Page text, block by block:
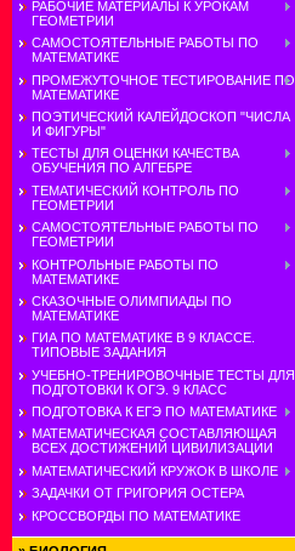
РАБОЧИЕ МАТЕРИАЛЫ К УРОКАМ
ГЕОМЕТРИИ
САМОСТОЯТЕЛЬНЫЕ РАБОТЫ ПО
МАТЕМАТИКЕ
ПРОМЕЖУТОЧНОЕ ТЕСТИРОВАНИЕ ПО
МАТЕМАТИКЕ
ПОЭТИЧЕСКИЙ КАЛЕЙДОСКОП "ЧИСЛА
И ФИГУРЫ"
ТЕСТЫ ДЛЯ ОЦЕНКИ КАЧЕСТВА
ОБУЧЕНИЯ ПО АЛГЕБРЕ
ТЕМАТИЧЕСКИЙ КОНТРОЛЬ ПО
ГЕОМЕТРИИ
САМОСТОЯТЕЛЬНЫЕ РАБОТЫ ПО
ГЕОМЕТРИИ
КОНТРОЛЬНЫЕ РАБОТЫ ПО
МАТЕМАТИКЕ
СКАЗОЧНЫЕ ОЛИМПИАДЫ ПО
МАТЕМАТИКЕ
ГИА ПО МАТЕМАТИКЕ В 9 КЛАССЕ.
ТИПОВЫЕ ЗАДАНИЯ
УЧЕБНО-ТРЕНИРОВОЧНЫЕ ТЕСТЫ ДЛЯ
ПОДГОТОВКИ К ОГЭ. 9 КЛАСС
ПОДГОТОВКА К ЕГЭ ПО МАТЕМАТИКЕ
МАТЕМАТИЧЕСКАЯ СОСТАВЛЯЮЩАЯ
ВСЕХ ДОСТИЖЕНИЙ ЦИВИЛИЗАЦИИ
МАТЕМАТИЧЕСКИЙ КРУЖОК В ШКОЛЕ
ЗАДАЧКИ ОТ ГРИГОРИЯ ОСТЕРА
КРОССВОРДЫ ПО МАТЕМАТИКЕ